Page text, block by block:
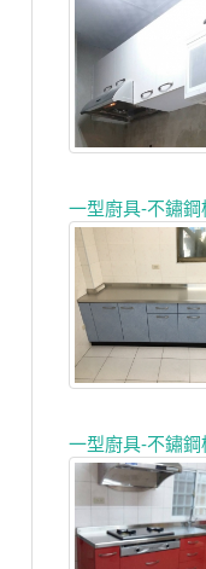
一型廚具-不鏽鋼
一型廚具-不鏽鋼